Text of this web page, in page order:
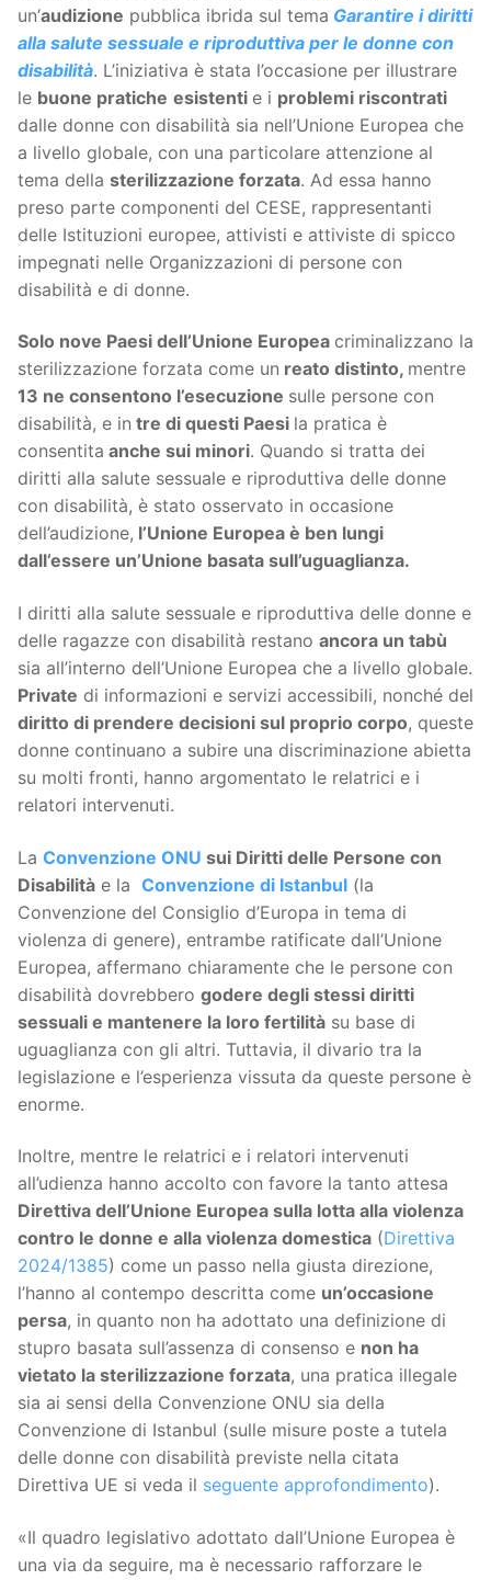
un’audizione pubblica ibrida sul tema Garantire i diritti
alla salute sessuale e riproduttiva per le donne con
disabilità. L’iniziativa è stata l’occasione per illustrare
le buone pratiche esistenti e i problemi riscontrati
dalle donne con disabilità sia nell’Unione Europea che
a livello globale, con una particolare attenzione al
tema della sterilizzazione forzata. Ad essa hanno
preso parte componenti del CESE, rappresentanti
delle Istituzioni europee, attivisti e attiviste di spicco
impegnati nelle Organizzazioni di persone con
disabilità e di donne.
Solo nove Paesi dell’Unione Europea criminalizzano la
sterilizzazione forzata come un reato distinto, mentre
13 ne consentono l’esecuzione sulle persone con
disabilità, e in tre di questi Paesi la pratica è
consentita anche sui minori. Quando si tratta dei
diritti alla salute sessuale e riproduttiva delle donne
con disabilità, è stato osservato in occasione
dell’audizione, l’Unione Europea è ben lungi
dall’essere un’Unione basata sull’uguaglianza.
I diritti alla salute sessuale e riproduttiva delle donne e
delle ragazze con disabilità restano ancora un tabù
sia all’interno dell’Unione Europea che a livello globale.
Private di informazioni e servizi accessibili, nonché del
diritto di prendere decisioni sul proprio corpo, queste
donne continuano a subire una discriminazione abietta
su molti fronti, hanno argomentato le relatrici e i
relatori intervenuti.
La Convenzione ONU sui Diritti delle Persone con
Disabilità e la Convenzione di Istanbul (la
Convenzione del Consiglio d’Europa in tema di
violenza di genere), entrambe ratificate dall’Unione
Europea, affermano chiaramente che le persone con
disabilità dovrebbero godere degli stessi diritti
sessuali e mantenere la loro fertilità su base di
uguaglianza con gli altri. Tuttavia, il divario tra la
legislazione e l’esperienza vissuta da queste persone è
enorme.
Inoltre, mentre le relatrici e i relatori intervenuti
all’udienza hanno accolto con favore la tanto attesa
Direttiva dell’Unione Europea sulla lotta alla violenza
contro le donne e alla violenza domestica (Direttiva
2024/1385) come un passo nella giusta direzione,
l’hanno al contempo descritta come un’occasione
persa, in quanto non ha adottato una definizione di
stupro basata sull’assenza di consenso e non ha
vietato la sterilizzazione forzata, una pratica illegale
sia ai sensi della Convenzione ONU sia della
Convenzione di Istanbul (sulle misure poste a tutela
delle donne con disabilità previste nella citata
Direttiva UE si veda il seguente approfondimento).
«Il quadro legislativo adottato dall’Unione Europea è
una via da seguire, ma è necessario rafforzare le